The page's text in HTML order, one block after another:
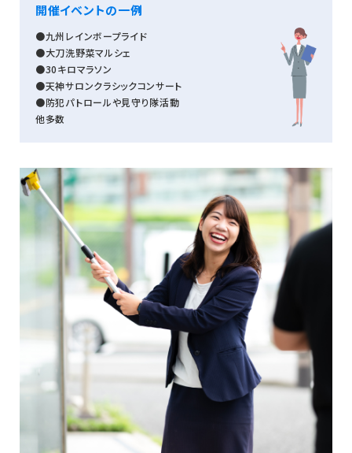
開催イベントの一例
●九州レインボープライド
●大刀洗野菜マルシェ
●30キロマラソン
●天神サロンクラシックコンサート
●防犯パトロールや見守り隊活動
他多数